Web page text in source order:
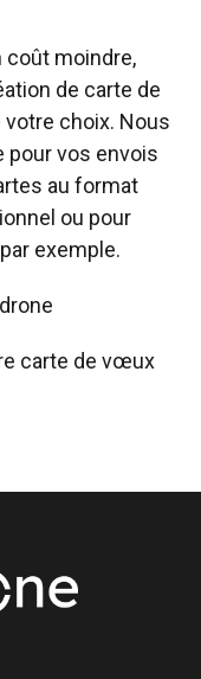
coût moindre,
de carte de
choix. Nous
pour vos envois
au format
ou pour
exemple.
carte de vœux